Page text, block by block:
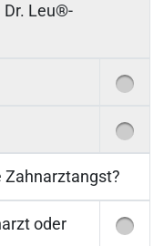
Dr. Leu®-
Zahnarztangst?
oder